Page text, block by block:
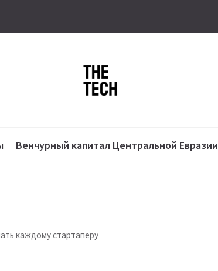
Венчурный капитал Центральной Евразии
каждому стартаперу